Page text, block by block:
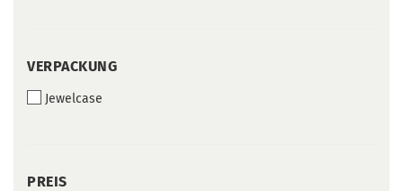
VERPACKUNG
VERPACKUNG
Jewelcase
PREIS
PREIS